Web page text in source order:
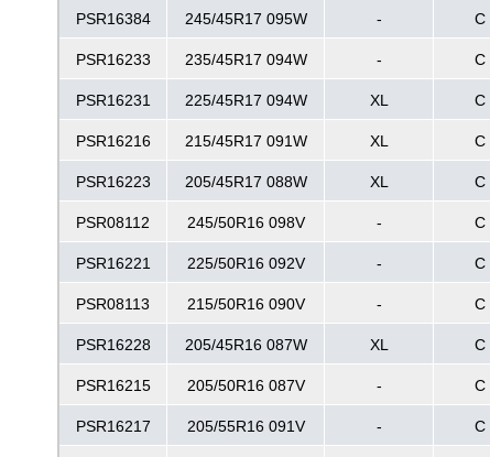
PSR16384 245/45R17 095W - C
PSR16233 235/45R17 094W - C
PSR16231 225/45R17 094W XL C
PSR16216 215/45R17 091W XL C
PSR16223 205/45R17 088W XL C
PSR08112 245/50R16 098V - C
PSR16221 225/50R16 092V - C
PSR08113 215/50R16 090V - C
PSR16228 205/45R16 087W XL C
PSR16215 205/50R16 087V - C
PSR16217 205/55R16 091V - C